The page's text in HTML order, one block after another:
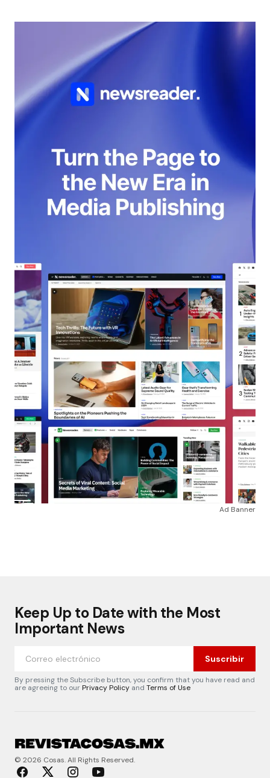
Ad Banner
Keep Up to Date with the Most
Important News
Suscribir
By pressing the Subscribe button, you confirm that you have read and
are agreeing to ourPrivacy Policy and Terms of Use
© 2026 Cosas. All Rights Reserved.